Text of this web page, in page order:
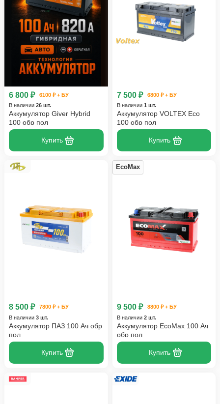
6 800 ₽
6100 ₽ + БУ
В наличии 26 шт.
Аккумулятор Giver Hybrid
100 обр пол
Купить
7 500 ₽
6800 ₽ + БУ
В наличии 1 шт.
Аккумулятор VOLTEX Eco
100 обр пол
Купить
8 500 ₽
7800 ₽ + БУ
В наличии 3 шт.
Аккумулятор ПАЗ 100 Ач обр
пол
Купить
EcoMax
9 500 ₽
8800 ₽ + БУ
В наличии 2 шт.
Аккумулятор EcoMax 100 Ач
обр пол
Купить